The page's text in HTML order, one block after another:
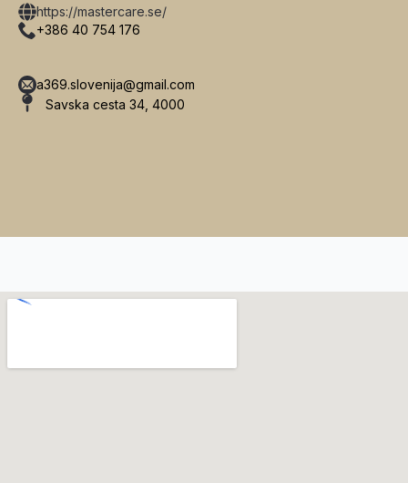
https://mastercare.se/
+386 40 754 176
a369.slovenija@gmail.com
Savska cesta 34, 4000